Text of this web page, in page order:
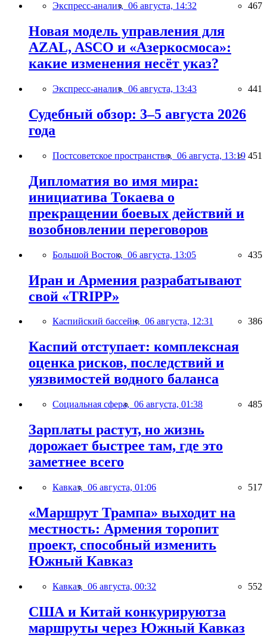
Экспресс-анализ, 06 августа, 14:32 467
Новая модель управления для
AZAL, ASCO и «Азеркосмоса»:
какие изменения несёт указ?
Экспресс-анализ, 06 августа, 13:43 441
Судебный обзор: 3–5 августа 2026
года
Постсоветское пространство, 06 августа, 13:19 451
Дипломатия во имя мира:
инициатива Токаева о
прекращении боевых действий и
возобновлении переговоров
Большой Восток, 06 августа, 13:05 435
Иран и Армения разрабатывают
свой «TRIPP»
Каспийский бассейн, 06 августа, 12:31 386
Каспий отступает: комплексная
оценка рисков, последствий и
уязвимостей водного баланса
Социальная сфера, 06 августа, 01:38 485
Зарплаты растут, но жизнь
дорожает быстрее там, где это
заметнее всего
Кавказ, 06 августа, 01:06 517
«Маршрут Трампа» выходит на
местность: Армения торопит
проект, способный изменить
Южный Кавказ
Кавказ, 06 августа, 00:32 552
США и Китай конкурируютза
маршруты через Южный Кавказ